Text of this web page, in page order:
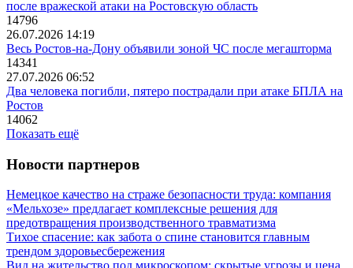
после вражеской атаки на Ростовскую область
14796
26.07.2026 14:19
Весь Ростов-на-Дону объявили зоной ЧС после мегашторма
14341
27.07.2026 06:52
Два человека погибли, пятеро пострадали при атаке БПЛА на
Ростов
14062
Показать ещё
Новости партнеров
Немецкое качество на страже безопасности труда: компания
«Мельхозе» предлагает комплексные решения для
предотвращения производственного травматизма
Тихое спасение: как забота о спине становится главным
трендом здоровьесбережения